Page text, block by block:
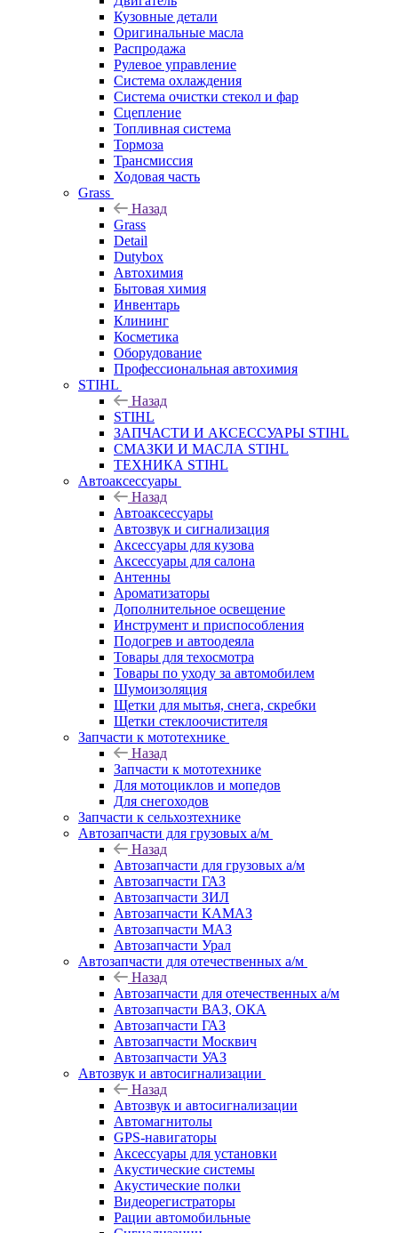
Кузовные детали
Оригинальные масла
Распродажа
Рулевое управление
Система охлаждения
Система очистки стекол и фар
Сцепление
Топливная система
Тормоза
Трансмиссия
Ходовая часть
Grass
Назад
Grass
Detail
Dutybox
Автохимия
Бытовая химия
Инвентарь
Клининг
Косметика
Оборудование
Профессиональная автохимия
STIHL
Назад
STIHL
ЗАПЧАСТИ И АКСЕССУАРЫ STIHL
СМАЗКИ И МАСЛА STIHL
ТЕХНИКА STIHL
Автоаксессуары
Назад
Автоаксессуары
Автозвук и сигнализация
Аксессуары для кузова
Аксессуары для салона
Антенны
Ароматизаторы
Дополнительное освещение
Инструмент и приспособления
Подогрев и автоодеяла
Товары для техосмотра
Товары по уходу за автомобилем
Шумоизоляция
Щетки для мытья, снега, скребки
Щетки стеклоочистителя
Запчасти к мототехнике
Назад
Запчасти к мототехнике
Для мотоциклов и мопедов
Для снегоходов
Запчасти к сельхозтехнике
Автозапчасти для грузовых а/м
Назад
Автозапчасти для грузовых а/м
Автозапчасти ГАЗ
Автозапчасти ЗИЛ
Автозапчасти КАМАЗ
Автозапчасти МАЗ
Автозапчасти Урал
Автозапчасти для отечественных а/м
Назад
Автозапчасти для отечественных а/м
Автозапчасти ВАЗ, ОКА
Автозапчасти ГАЗ
Автозапчасти Москвич
Автозапчасти УАЗ
Автозвук и автосигнализации
Назад
Автозвук и автосигнализации
Автомагнитолы
GPS-навигаторы
Аксессуары для установки
Акустические системы
Акустические полки
Видеорегистраторы
Рации автомобильные